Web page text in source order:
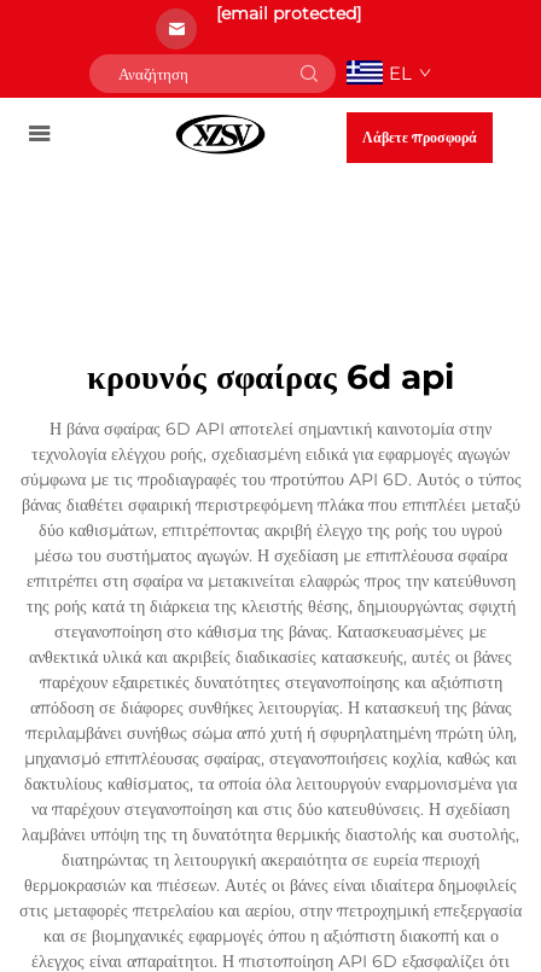
[email protected]
EL
Λάβετε προσφορά
κρουνός σφαίρας 6d api
Η βάνα σφαίρας 6D API αποτελεί σημαντική καινοτομία στην
τεχνολογία ελέγχου ροής, σχεδιασμένη ειδικά για εφαρμογές αγωγών
σύμφωνα με τις προδιαγραφές του προτύπου API 6D. Αυτός ο τύπος
βάνας διαθέτει σφαιρική περιστρεφόμενη πλάκα που επιπλέει μεταξύ
δύο καθισμάτων, επιτρέποντας ακριβή έλεγχο της ροής του υγρού
μέσω του συστήματος αγωγών. Η σχεδίαση με επιπλέουσα σφαίρα
επιτρέπει στη σφαίρα να μετακινείται ελαφρώς προς την κατεύθυνση
της ροής κατά τη διάρκεια της κλειστής θέσης, δημιουργώντας σφιχτή
στεγανοποίηση στο κάθισμα της βάνας. Κατασκευασμένες με
ανθεκτικά υλικά και ακριβείς διαδικασίες κατασκευής, αυτές οι βάνες
παρέχουν εξαιρετικές δυνατότητες στεγανοποίησης και αξιόπιστη
απόδοση σε διάφορες συνθήκες λειτουργίας. Η κατασκευή της βάνας
περιλαμβάνει συνήθως σώμα από χυτή ή σφυρηλατημένη πρώτη ύλη,
μηχανισμό επιπλέουσας σφαίρας, στεγανοποιήσεις κοχλία, καθώς και
δακτυλίους καθίσματος, τα οποία όλα λειτουργούν εναρμονισμένα για
να παρέχουν στεγανοποίηση και στις δύο κατευθύνσεις. Η σχεδίαση
λαμβάνει υπόψη της τη δυνατότητα θερμικής διαστολής και συστολής,
διατηρώντας τη λειτουργική ακεραιότητα σε ευρεία περιοχή
θερμοκρασιών και πιέσεων. Αυτές οι βάνες είναι ιδιαίτερα δημοφιλείς
στις μεταφορές πετρελαίου και αερίου, στην πετροχημική επεξεργασία
και σε βιομηχανικές εφαρμογές όπου η αξιόπιστη διακοπή και ο
έλεγχος είναι απαραίτητοι. Η πιστοποίηση API 6D εξασφαλίζει ότι